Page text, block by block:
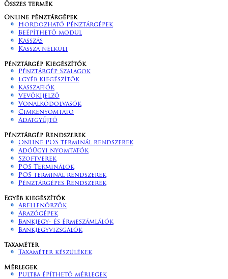
Összes termék
Online pénztárgépek
Hordozható Pénztárgépek
Beépíthető modul
Kasszás
Kassza nélküli
Pénztárgép Kiegészítők
Pénztárgép Szalagok
Egyéb kiegészítők
Kasszafiók
Vevőkijelző
Vonalkódolvasók
Cimkenyomtató
Adatgyűjtő
Pénztárgép Rendszerek
Online POS terminál rendszerek
Adóügyi nyomtatók
Szoftverek
POS Terminálok
POS terminál rendszerek
Pénztárgépes Rendszerek
Egyéb kiegészítők
Árellenőrzők
Árazógépek
Bankjegy- és érmeszámlálók
Bankjegyvizsgálók
Taxaméter
Taxaméter készülékek
Mérlegek
Pultba építhető mérlegek